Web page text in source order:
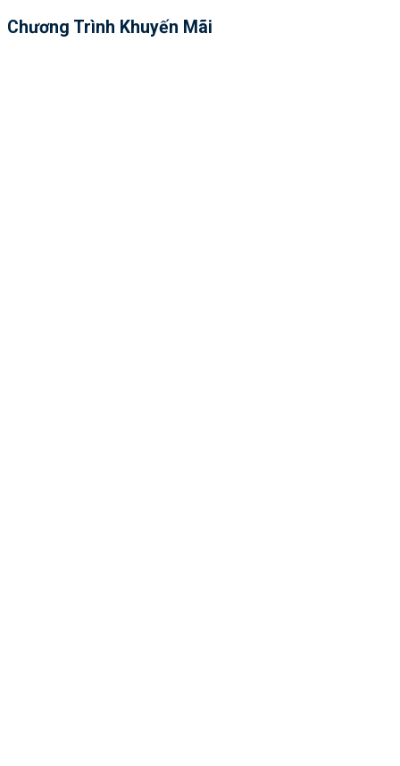
Chương Trình Khuyến Mãi